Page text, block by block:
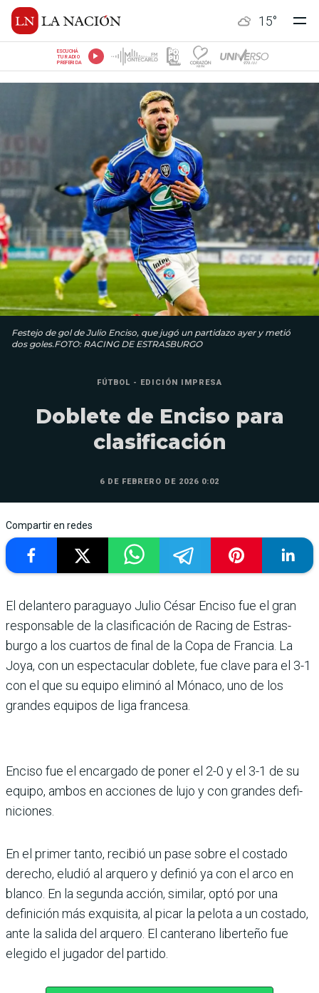
15°
ESCUCHÁ
TU RADIO
PREFERIDA
Festejo de gol de Julio Enciso, que jugó un partidazo ayer y metió
dos goles.FOTO: RACING DE ESTRASBURGO
FÚTBOL - EDICIÓN IMPRESA
Doblete de Enciso para
clasificación
6 DE FEBRERO DE 2026 0:02
Compartir en redes
El delantero paraguayo Julio César Enciso fue el gran
responsable de la clasi­ficación de Racing de Estras­
burgo a los cuartos de final de la Copa de Francia. La
Joya, con un espectacular doblete, fue clave para el 3-1
con el que su equipo eliminó al Mónaco, uno de los
gran­des equipos de liga francesa.
Enciso fue el encargado de poner el 2-0 y el 3-1 de su
equipo, ambos en acciones de lujo y con grandes defi­
niciones.
En el primer tanto, recibió un pase sobre el costado
derecho, eludió al arquero y definió ya con el arco en
blanco. En la segunda acción, similar, optó por una
definición más exqui­sita, al picar la pelota a un costado,
ante la salida del arquero. El canterano liberteño fue
elegido el jugador del partido.